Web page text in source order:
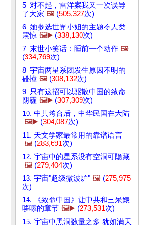
5. 对不起，雷洋案我又一次误导
了大家 🖼️ (505,327次)
6. 她参选世界小姐的主题令人类
震惊 🖼️▶️ (338,130次)
7. 末世小笑话：睡前一个动作 🖼️
(334,769次)
8. 宇宙两星系团发生原因不明的
碰撞 🖼️ (308,132次)
9. 只有这招可以驱散中国的致命
阴霾 🖼️▶️ (307,309次)
10. 中共垮台后，中华民国在大陆
🖼️▶️ (304,087次)
11. 天文学家最常用的靠谱语言
🖼️ (283,691次)
12. 宇宙中的星系没有空洞可隐藏
🖼️ (279,404次)
13. 宇宙"超级微波炉" 🖼️ (275,975
次)
14. 《致命中国》让中共和三呆婊
哆嗦的章节 🖼️▶️ (273,531次)
15. 宇宙中黑洞数量之多 犹如满天